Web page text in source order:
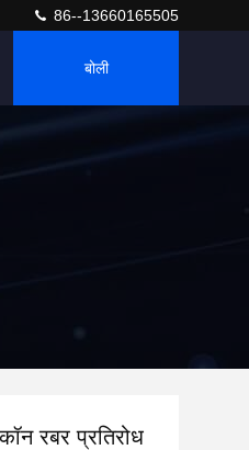
86--13660165505
बोली
रबर प्रतिरोध